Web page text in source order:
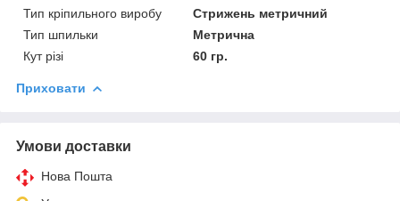
Тип кріпильного виробу
Стрижень метричний
Тип шпильки
Метрична
Кут різі
60 гр.
Приховати
Умови доставки
Нова Пошта